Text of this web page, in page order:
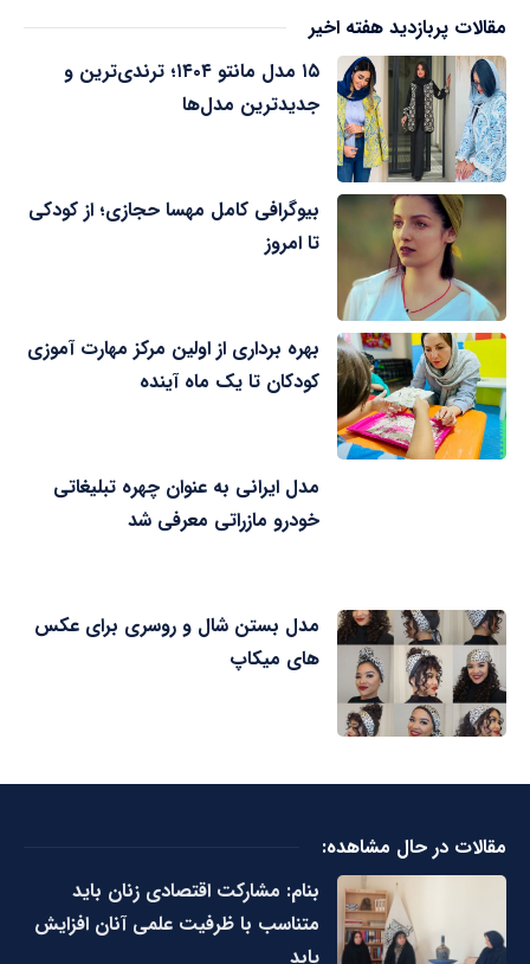
مقالات پربازدید هفته اخیر
۱۵ مدل مانتو ۱۴۰۴؛ ترندی‌ترین و
جدیدترین مدل‌ها
بیوگرافی کامل مهسا حجازی؛ از کودکی
تا امروز
بهره برداری از اولین مرکز مهارت آموزی
کودکان تا یک ماه آینده
مدل ایرانی به عنوان چهره تبلیغاتی
خودرو مازراتی معرفی شد
مدل بستن شال و روسری برای عکس
های میکاپ
مقالات در حال مشاهده:
بنام: مشارکت اقتصادی زنان باید
متناسب با ظرفیت علمی آنان افزایش
یابد